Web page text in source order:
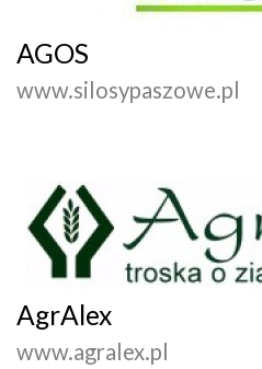
AGOS
www.silosypaszowe.pl
AgrAlex
www.agralex.pl